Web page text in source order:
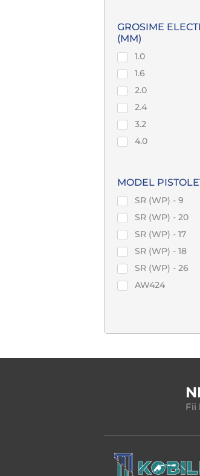
GROSIME
(MM)
1.0
1.6
2.0
2.4
3.2
4.0
MODEL
SR (WP) - 9
SR (WP) - 20
SR (WP) - 17
SR (WP) - 18
SR (WP) - 26
AW424
Fii